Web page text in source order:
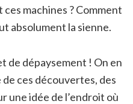
ces machines ? Comment
absolument la sienne.
de dépaysement ! On en
ces découvertes, des
une idée de l’endroit où